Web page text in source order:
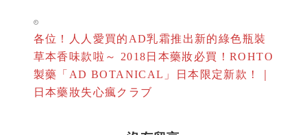
各位！人人愛買的AD乳霜推出新的綠色瓶裝
草本香味款啦～ 2018日本藥妝必買！ROHTO
製藥「AD BOTANICAL」日本限定新款！｜
日本藥妝失心瘋クラブ